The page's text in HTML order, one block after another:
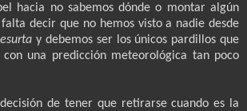
hacia no sabemos dónde o montar algún
decir que no hemos visto a nadie desde
y debemos ser los únicos pardillos que
con una predicción meteorológica tan poco
de tener que retirarse cuando es la